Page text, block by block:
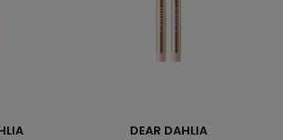
DEAR DAHLIA